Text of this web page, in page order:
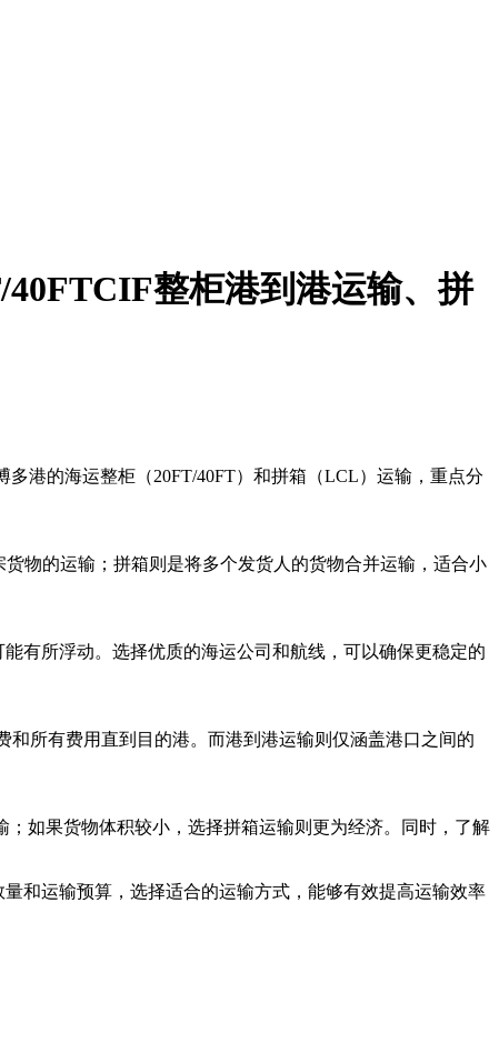
整柜港到港运输、拼
港的海运整柜（20FT/40FT）和拼箱（LCL）运输，重点分
物的运输；拼箱则是将多个发货人的货物合并运输，适合小
有所浮动。选择优质的海运公司和航线，可以确保更稳定的
所有费用直到目的港。而港到港运输则仅涵盖港口之间的
如果货物体积较小，选择拼箱运输则更为经济。同时，了解
和运输预算，选择适合的运输方式，能够有效提高运输效率